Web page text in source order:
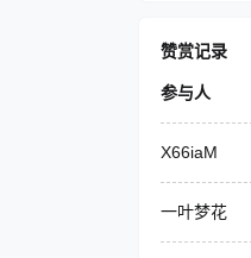
赞赏记录
参与人
X66iaM
一叶梦花